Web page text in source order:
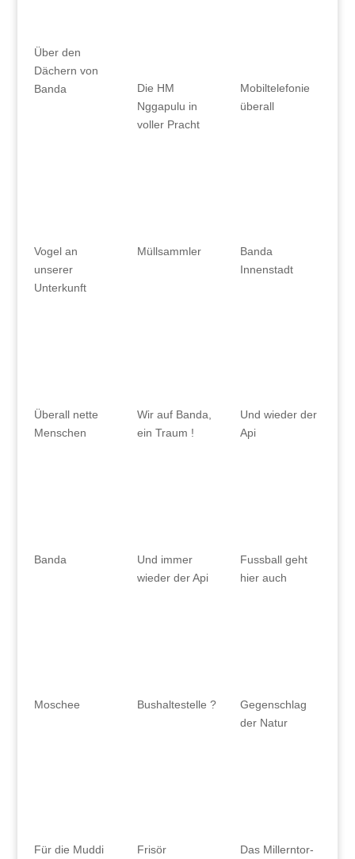
Über den
Dächern von
Banda
Die HM
Nggapulu in
voller Pracht
Mobiltelefonie
überall
Vogel an
unserer
Unterkunft
Müllsammler
Banda
Innenstadt
Überall nette
Menschen
Wir auf Banda,
ein Traum !
Und wieder der
Api
Banda
Und immer
wieder der Api
Fussball geht
hier auch
Moschee Bushaltestelle ?
Gegenschlag
der Natur
Für die Muddi Frisör Das Millerntor-